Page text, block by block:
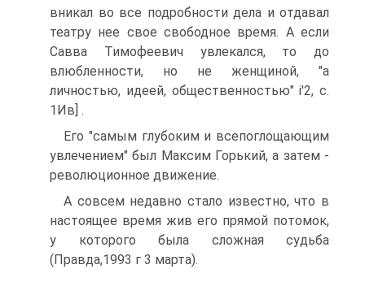
вникал во все подробности дела и отдавал
театру нее свое свободное время. А если
Савва Тимофеевич увлекался, то до
влюбленности, но не женщиной, "а
личностью, идеей, общественностью" і'2, с.
1Ив] .
Его "самым глубоким и всепоглощающим
увлечением" был Максим Горький, а затем -
революционное движение.
А совсем недавно стало известно, что в
настоящее время жив его прямой потомок,
у которого была сложная судьба
(Правда,1993 г 3 марта).